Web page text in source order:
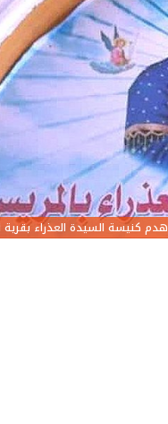
هدم كنيسة السيدة العذراء